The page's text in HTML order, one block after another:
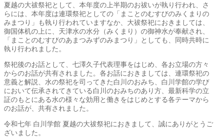
夏越の大祓祭祀として、本年度の上半期のお祓いが執り行われ、さ
らには、本年度は連環祭祀としての「まことのむすびのみくまりの
みまつり」も執り行われていますなか、大祓祭祀におきましては、
御国体机の上に、天津水の水分（みくまり）の御神水が奉献され、
「まことのむすびのあまつみずのみまつり」としても、同時共時に
執り行われました。
祭祀後のお話として、七澤久子代表理事をはじめ、各お立場の方々
からのお話が共有されました。各お話におきましては、連環祭祀の
意義と解説、水の祭祀を司ってきた白川のおみち、白川学館の学び
において伝承されてきている白川のおみちのあり方、最新科学の立
証のもとにある水の様々な効用と働きをはじめとする各テーマから
のお話が、共有されました。
令和七年 白川学館 夏越の大祓祭祀におきまして、誠にありがとうご
ざいました。